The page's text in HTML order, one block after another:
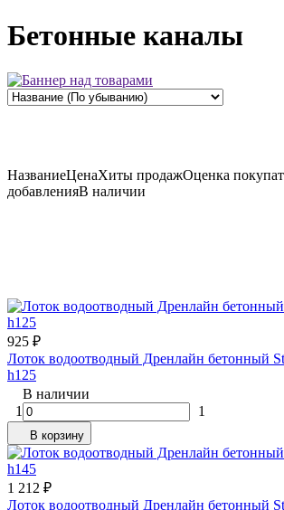
Бетонные каналы
НазваниеЦенаХиты продажОценка
добавленияВ наличии
925 ₽
Лоток водоотводный Дренлайн бетонный
h125
В наличии
1
1
В корзину
1 212 ₽
Лоток водоотводный Дренлайн бетонный